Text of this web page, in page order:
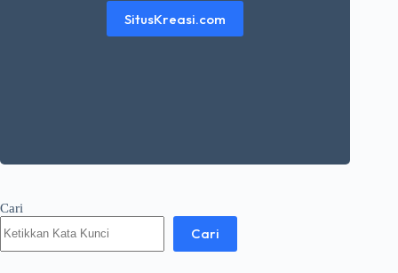
SitusKreasi.com
Cari
Cari